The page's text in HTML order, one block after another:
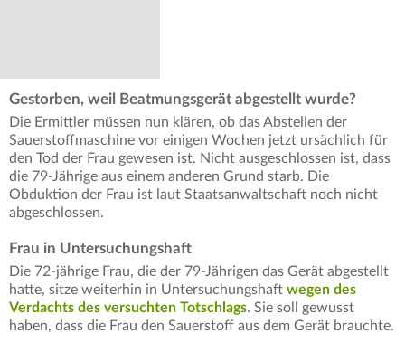
Gestorben, weil Beatmungsgerät abgestellt wurde?
Die Ermittler müssen nun klären, ob das Abstellen der
Sauerstoffmaschine vor einigen Wochen jetzt ursächlich für
den Tod der Frau gewesen ist. Nicht ausgeschlossen ist, dass
die 79-Jährige aus einem anderen Grund starb. Die
Obduktion der Frau ist laut Staatsanwaltschaft noch nicht
abgeschlossen.
Frau in Untersuchungshaft
Die 72-jährige Frau, die der 79-Jährigen das Gerät abgestellt
hatte, sitze weiterhin in Untersuchungshaft wegen des
Verdachts des versuchten Totschlags. Sie soll gewusst
haben, dass die Frau den Sauerstoff aus dem Gerät brauchte.